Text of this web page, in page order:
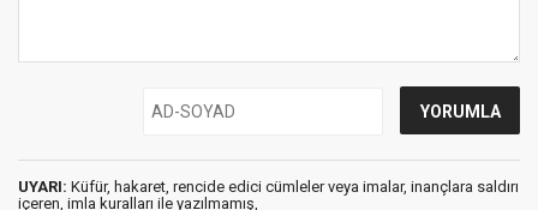
UYARI: Küfür, hakaret, rencide edici cümleler veya imalar, inançlara saldırı
içeren, imla kuralları ile yazılmamış,